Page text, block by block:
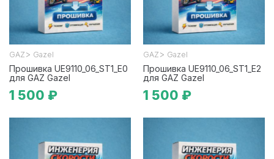
GAZ > Gazel
Прошивка UE9110_06_ST1_E0
для GAZ Gazel
1 500 ₽
GAZ > Gazel
Прошивка UE9110_06_ST1_E2
для GAZ Gazel
1 500 ₽